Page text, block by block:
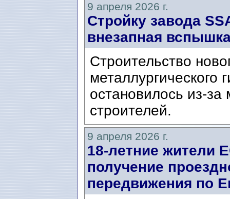
9 апреля 2026 г.
Стройку завода
внезапная
Строительство
металлургического
остановилось из-
строителей.
9 апреля 2026 г.
18-летние жители
получение
передвижения по